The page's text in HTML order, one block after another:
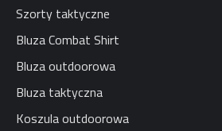
Szorty taktyczne
Bluza Combat Shirt
Bluza outdoorowa
Bluza taktyczna
Koszula outdoorowa